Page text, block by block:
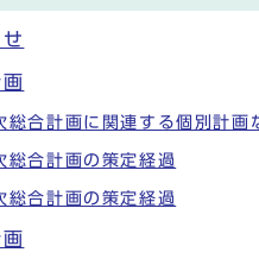
総合計画に関連する個別計画
総合計画の策定経過
総合計画の策定経過